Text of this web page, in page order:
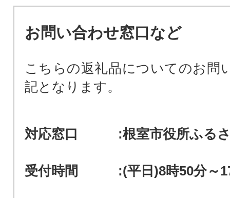
お問い合わせ窓口など
こちらの返礼品についてのお問
記となります。
対応窓口 :根室市役所ふるさ
受付時間 :(平日)8時50分～